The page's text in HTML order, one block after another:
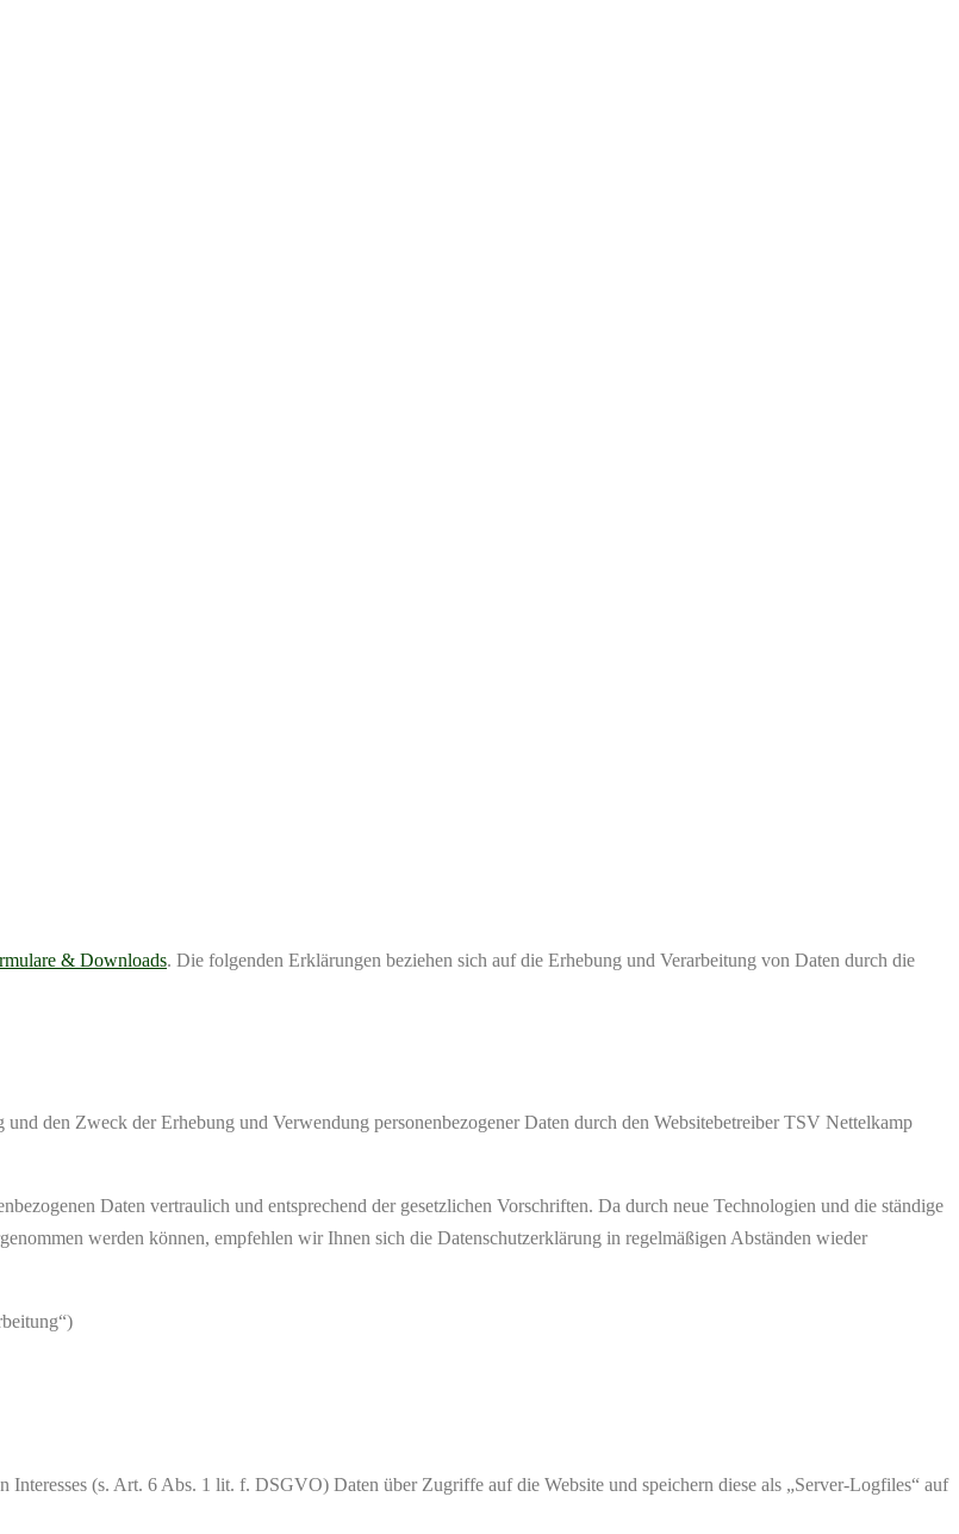
& Downloads. Die folgenden Erklärungen beziehen sich auf die Erhebung und Verarbeitung von Daten durch die
den Zweck der Erhebung und Verwendung personenbezogener Daten durch den Websitebetreiber TSV Nettelkamp
Daten vertraulich und entsprechend der gesetzlichen Vorschriften. Da durch neue Technologien und die ständige
werden können, empfehlen wir Ihnen sich die Datenschutzerklärung in regelmäßigen Abständen wieder
Interesses (s. Art. 6 Abs. 1 lit. f. DSGVO) Daten über Zugriffe auf die Website und speichern diese als „Server-Logfiles“ auf